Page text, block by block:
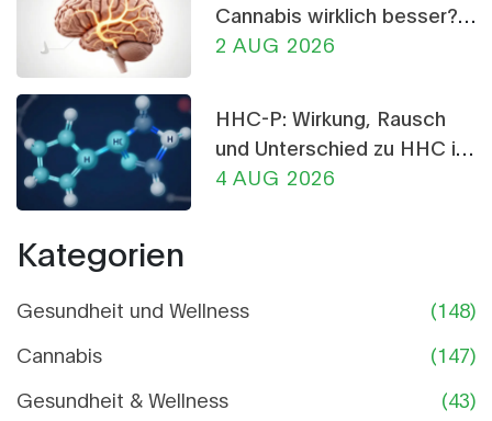
Cannabis wirklich besser?
Die Wissenschaft dahinter
2 AUG 2026
HHC-P: Wirkung, Rausch
und Unterschied zu HHC im
Detail
4 AUG 2026
Kategorien
Gesundheit und Wellness
(148)
Cannabis
(147)
Gesundheit & Wellness
(43)